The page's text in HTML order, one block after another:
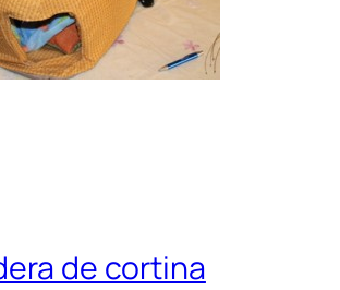
de cortina